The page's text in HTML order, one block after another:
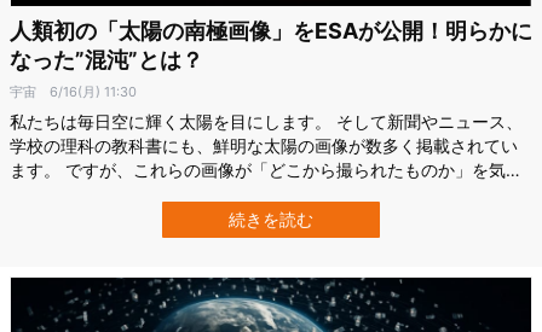
人類初の「太陽の南極画像」をESAが公開！明らかに
なった”混沌”とは？
宇宙 6/16(月) 11:30
私たちは毎日空に輝く太陽を目にします。 そして新聞やニュース、
学校の理科の教科書にも、鮮明な太陽の画像が数多く掲載されてい
ます。 ですが、これらの画像が「どこから撮られたものか」を気に
は、ほぼすべて地球の軌道面＝黄道面上から撮影されたものであ
り、太陽の赤道付近しか見えていないのです。 つまり、太陽の北極
続きを読む